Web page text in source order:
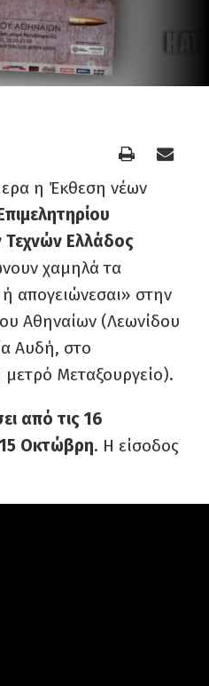
η Έκθεση νέων
Τεχνών Ελλάδος
χαμηλά τα
απογειώνεσαι» στην
Αθηναίων (Λεωνίδου
Αυδή, στο
Μεταξουργείο).
από τις 16
15 Οκτώβρη. Η είσοδος